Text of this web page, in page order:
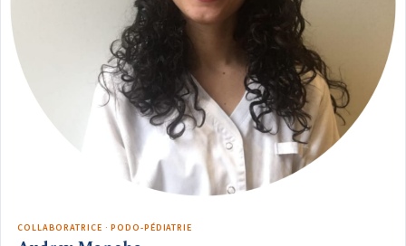
COLLABORATRICE · PODO-PÉDIATRIE